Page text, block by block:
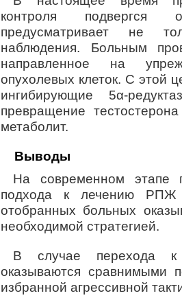
контроля подвергся
предусматривает не
наблюдения. Больным
направленное на
опухолевых клеток. С этой
ингибирующие 5α-
превращение
метаболит.
Выводы
На современном этапе
подхода к лечению РПЖ
отобранных больных
необходимой стратегией.
В случае перехода к
оказываются сравнимыми
избранной агрессивной